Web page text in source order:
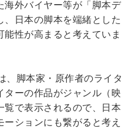
海外バイヤー等が「脚本デ
、日本の脚本を端緒とした
性が高まると考えていま
、脚本家・原作者のライタ
ターの作品がジャンル（映
覧で表示されるので、日本
ションにも繋がると考え